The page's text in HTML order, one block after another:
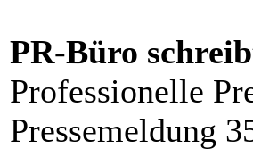
PR-Büro
Professionelle
Pressemeldung